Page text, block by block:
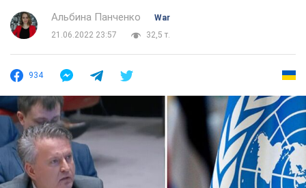
Альбина Панченко
War
21.06.2022 23:57
32,5 т.
934